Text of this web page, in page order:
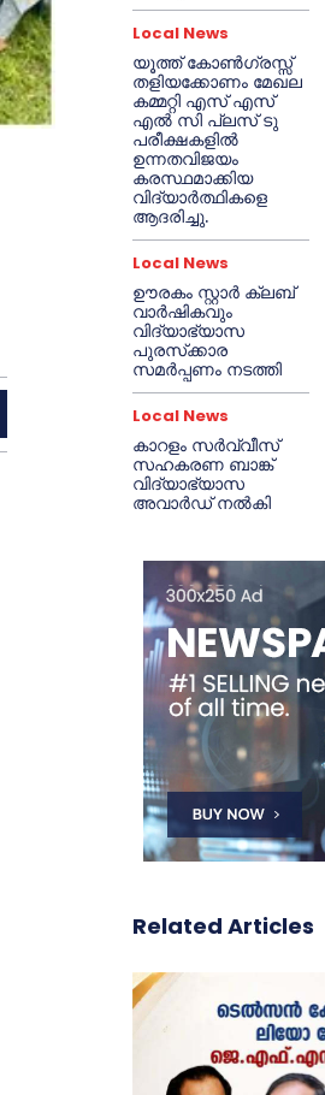
Local News
യൂത്ത് കോൺഗ്രസ്സ്
തളിയക്കോണം മേഖല
കമ്മറ്റി എസ് എസ്
എൽ സി പ്ലസ് ടു
പരീക്ഷകളിൽ
ഉന്നതവിജയം
കരസ്ഥമാക്കിയ
വിദ്യാർത്ഥികളെ
ആദരിച്ചു.
Local News
ഊരകം സ്റ്റാർ ക്ലബ്
വാർഷികവും
വിദ്യാഭ്യാസ
പുരസ്‌ക്കാര
സമർപ്പണം നടത്തി
Local News
കാറളം സർവ്വീസ്
സഹകരണ ബാങ്ക്
വിദ്യാഭ്യാസ
അവാർഡ് നൽകി
Related Articles